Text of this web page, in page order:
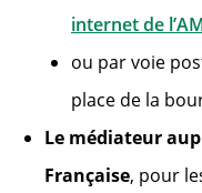
internet de
ou par voie
place de la
Le médiateur
Française, pour